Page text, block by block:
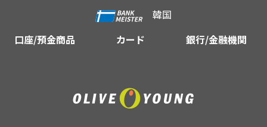
韓国
口座/預金商品
カード 銀行/金融機関